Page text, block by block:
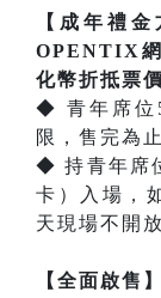
【成年禮
OPENTIX
化幣折抵票
◆ 青年席位
限，售完為止
◆ 持青年席
卡）入場，
天現場不開
【全面啟售